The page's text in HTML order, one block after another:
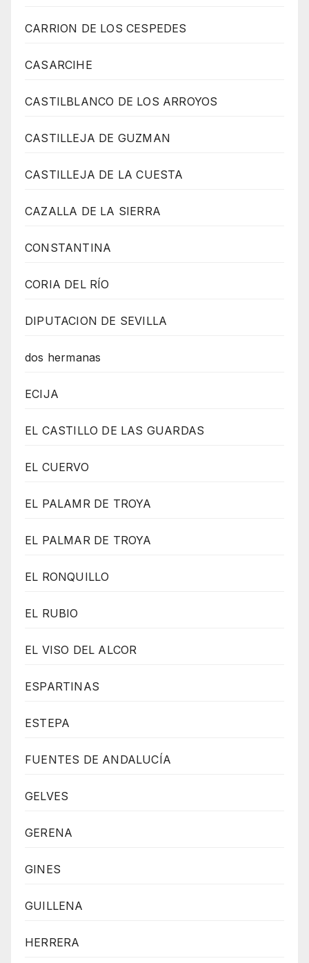
CARRION DE LOS CESPEDES
CASARCIHE
CASTILBLANCO DE LOS ARROYOS
CASTILLEJA DE GUZMAN
CASTILLEJA DE LA CUESTA
CAZALLA DE LA SIERRA
CONSTANTINA
CORIA DEL RÍO
DIPUTACION DE SEVILLA
dos hermanas
ECIJA
EL CASTILLO DE LAS GUARDAS
EL CUERVO
EL PALAMR DE TROYA
EL PALMAR DE TROYA
EL RONQUILLO
EL RUBIO
EL VISO DEL ALCOR
ESPARTINAS
ESTEPA
FUENTES DE ANDALUCÍA
GELVES
GERENA
GINES
GUILLENA
HERRERA